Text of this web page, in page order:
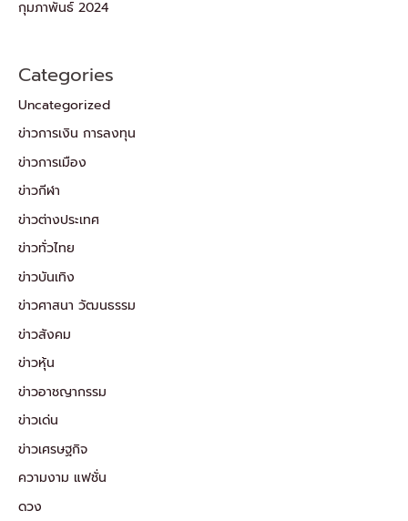
กุมภาพันธ์ 2024
Categories
Uncategorized
ข่าวการเงิน การลงทุน
ข่าวการเมือง
ข่าวกีฬา
ข่าวต่างประเทศ
ข่าวทั่วไทย
ข่าวบันเทิง
ข่าวศาสนา วัฒนธรรม
ข่าวสังคม
ข่าวหุ้น
ข่าวอาชญากรรม
ข่าวเด่น
ข่าวเศรษฐกิจ
ความงาม แฟชั่น
ดวง